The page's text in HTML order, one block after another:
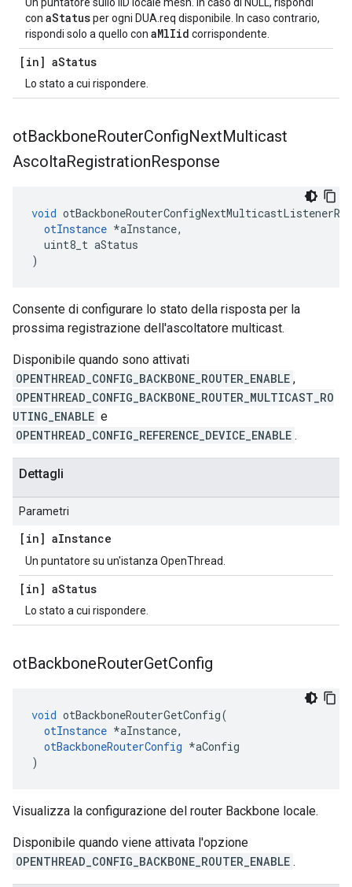
con aStatusper ogni DUA.req disponibile. In caso contrario,
rispondi solo a quello con aMlIid corrispondente.
[in] aStatus
Lo stato a cui rispondere.
otBackboneRouterConfigNextMulticast
AscoltaRegistrationResponse
void
otInstance *aInstance,
uint8_t aStatus
)
Consente di configurare lo stato della risposta per la
prossima registrazione dell'ascoltatore multicast.
Disponibile quando sono attivati
OPENTHREAD_CONFIG_BACKBONE_ROUTER_ENABLE ,
OPENTHREAD_CONFIG_BACKBONE_ROUTER_MULTICAST_RO
UTING_ENABLE e
OPENTHREAD_CONFIG_REFERENCE_DEVICE_ENABLE .
Dettagli
Parametri
[in] aInstance
Un puntatore su un'istanza OpenThread.
[in] aStatus
Lo stato a cui rispondere.
otBackboneRouterGetConfig
void otBackboneRouterGetConfig(
otInstance *aInstance,
otBackboneRouterConfig *aConfig
)
Visualizza la configurazione del router Backbone locale.
Disponibile quando viene attivata l'opzione
OPENTHREAD_CONFIG_BACKBONE_ROUTER_ENABLE .